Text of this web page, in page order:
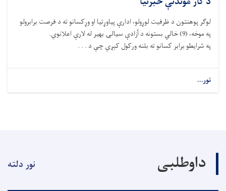
لوګر پوهنتون د ظرفیت لوړولو، ادارې پیاوړتیا او وړکسانو ته د فرصت برابرولو
په موخه، (9) خالي بستونه د آزادې سیالۍ بهیر له لارې اعلانوي.
په شرایطو برابر کسانو ته بلنه ورکول کېږي چې د . . .
نور...
داوطلبی نور دلته